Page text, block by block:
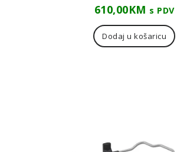
610,00KM s PDV
Dodaj u košaricu